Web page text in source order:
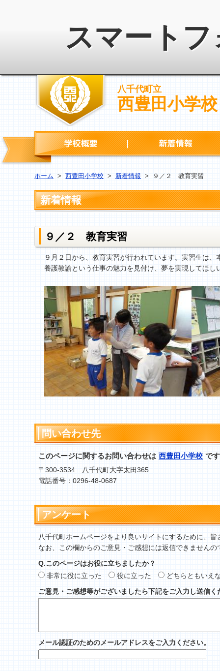
スマート
八千代町立
西豊田小学校
学校概要
ホーム > 西豊田小学校 > 新着情報 > ９／２ 教育実習
新着情報
９／２ 教育実習
９月２日から、教育実習が行われています。実習生は
養護教諭という仕事の魅力を見付け、夢を実現してほし
問い合わせ先
このページに関するお問い合わせは 西豊田小学校 で
〒300-3534 八千代町大字太田365
電話番号：0296-48-0687
アンケート
八千代町ホームページをより良いサイトにするために、
なお、この欄からのご意見・ご感想には返信できませんの
Q.このページはお役に立ちましたか？
非常に役に立った
役に立った
どちらともいえ
ご意見・ご感想等がございましたら下記をご入力し送信く
メール認証のためのメールアドレスをご入力ください。